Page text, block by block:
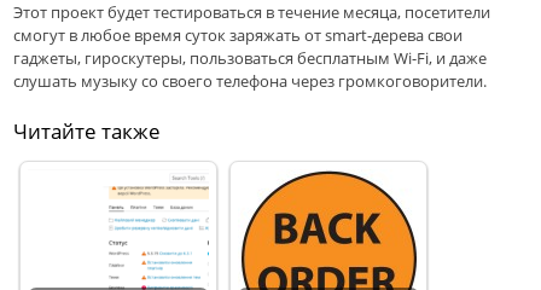
Этот проект будет тестироваться в течение месяца, посетители
смогут в любое время суток заряжать от smart-дерева свои
гаджеты, гироскутеры, пользоваться бесплатным Wi-Fi, и даже
слушать музыку со своего телефона через громкоговорители.
Читайте также